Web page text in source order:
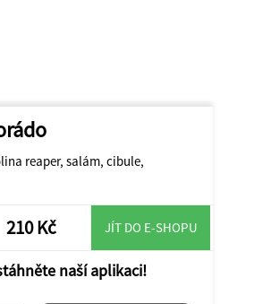
reaper, salám, cibule,
210 Kč JÍT DO E-SHOPU
naší aplikaci!